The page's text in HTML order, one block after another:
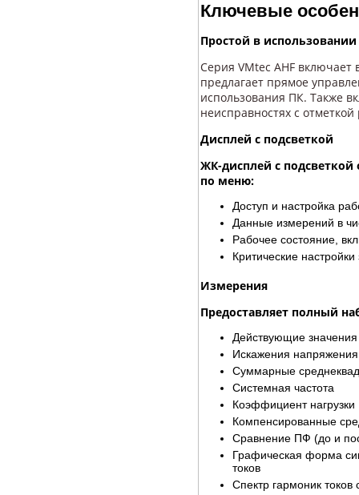
Ключевые
Простой в
Серия VMtec AHF включает
предлагает прямое
использования ПК. Также
неисправностях с
Дисплей с подсветкой
ЖК-дисплей с подсветкой
по меню:
Доступ и настройка
Данные измерений в
Рабочее состояние,
Критические
Измерения
Предоставляет полный
Действующие
Искажения
Суммарные
Системная частота
Коэффициент нагрузки
Компенсированные
Сравнение ПФ (до и
Графическая форма
токов
Спектр гармоник токов